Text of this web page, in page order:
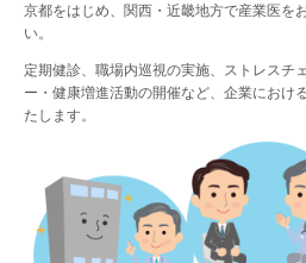
京都をはじめ、関西・近畿地方で産業医を
い。
定期健診、職場内巡視の実施、ストレスチ
ー・健康増進活動の開催など、企業におけ
たします。